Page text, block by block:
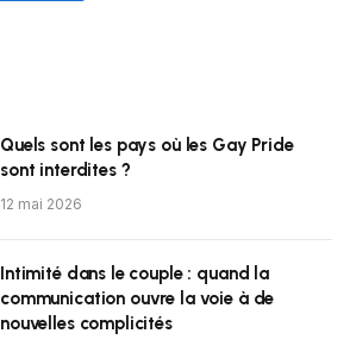
Quels sont les pays où les Gay Pride
sont interdites ?
12 mai 2026
Intimité dans le couple : quand la
communication ouvre la voie à de
nouvelles complicités